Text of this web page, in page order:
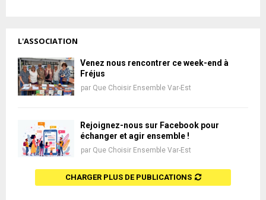
L'ASSOCIATION
Venez nous rencontrer ce week-end à
Fréjus
par Que Choisir Ensemble Var-Est
Rejoignez-nous sur Facebook pour
échanger et agir ensemble !
par Que Choisir Ensemble Var-Est
CHARGER PLUS DE PUBLICATIONS